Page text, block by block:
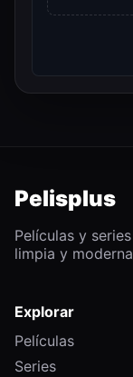
Pelisplus
Películas y
limpia y
Explorar
Películas
Series